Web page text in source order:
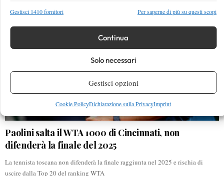
Gestisci 1410 fornitori Per saperne di più su questi scopi
Continua
Solo necessari
Gestisci opzioni
Cookie PolicyDichiarazione sulla PrivacyImprint
Paolini salta il WTA 1000 di Cincinnati, non
difenderà la finale del 2025
La tennista toscana non difenderà la finale raggiunta nel 2025 e rischia di
uscire dalla Top 20 del ranking WTA